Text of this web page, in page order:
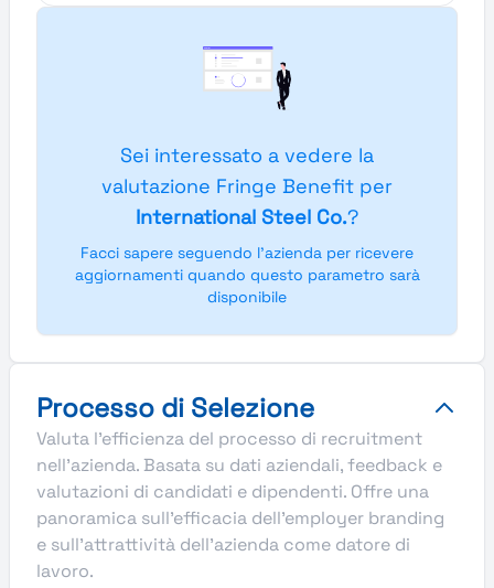
Sei interessato a vedere la
valutazione Fringe Benefit per
International Steel Co.?
Facci sapere seguendo l'azienda per ricevere
aggiornamenti quando questo parametro sarà
disponibile
Processo di Selezione
Valuta l'efficienza del processo di recruitment
nell'azienda. Basata su dati aziendali, feedback e
valutazioni di candidati e dipendenti. Offre una
panoramica sull'efficacia dell'employer branding
e sull'attrattività dell'azienda come datore di
lavoro.